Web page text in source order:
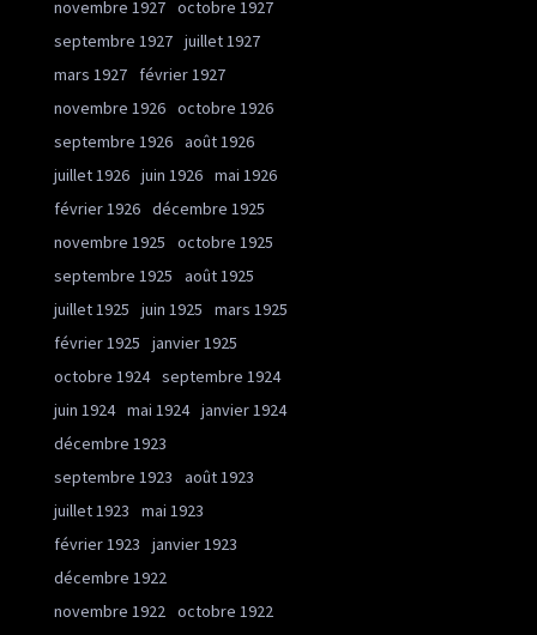
novembre 1927 octobre 1927
septembre 1927 juillet 1927
mars 1927
février 1927
novembre 1926 octobre 1926
septembre 1926 août 1926
juillet 1926 juin 1926 mai 1926
février 1926 décembre 1925
novembre 1925
octobre 1925
septembre 1925
août 1925
juillet 1925
juin 1925
mars 1925
février 1925
janvier 1925
octobre 1924 septembre 1924
juin 1924 mai 1924 janvier 1924
décembre 1923
septembre 1923
août 1923
juillet 1923
mai 1923
février 1923
janvier 1923
décembre 1922
novembre 1922 octobre 1922